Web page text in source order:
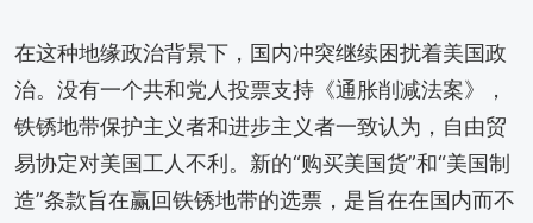
在这种地缘政治背景下，国内冲突继续困扰着美国政
治。没有一个共和党人投票支持《通胀削减法案》，
铁锈地带保护主义者和进步主义者一致认为，自由贸
易协定对美国工人不利。新的“购买美国货”和“美国制
造”条款旨在赢回铁锈地带的选票，是旨在在国内而不